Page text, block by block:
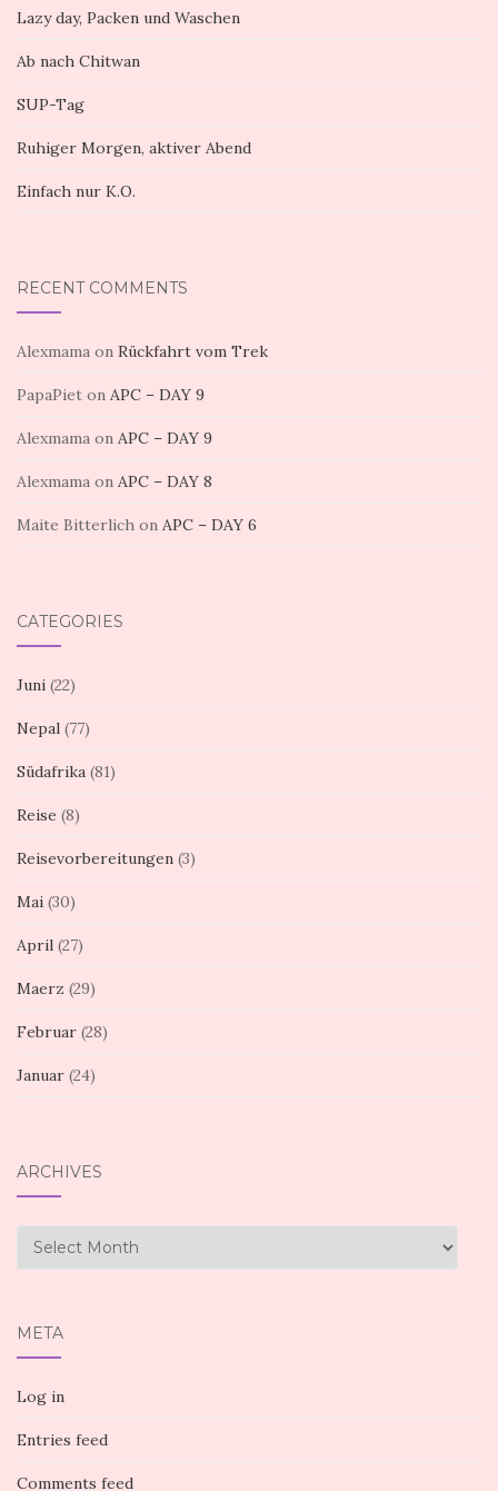
Lazy day, Packen und Waschen
Ab nach Chitwan
SUP-Tag
Ruhiger Morgen, aktiver Abend
Einfach nur K.O.
RECENT COMMENTS
Alexmama on Rückfahrt vom Trek
PapaPiet on APC – DAY 9
Alexmama on APC – DAY 9
Alexmama on APC – DAY 8
Maite Bitterlich on APC – DAY 6
CATEGORIES
Juni (22)
Nepal (77)
Südafrika (81)
Reise (8)
Reisevorbereitungen (3)
Mai (30)
April (27)
Maerz (29)
Februar (28)
Januar (24)
ARCHIVES
Archives
META
Log in
Entries feed
Comments feed